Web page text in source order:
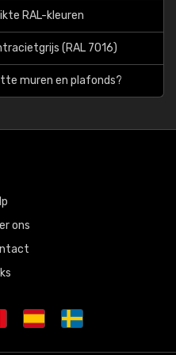
RAL-kleuren
(RAL 7016)
muren en plafonds?
ons